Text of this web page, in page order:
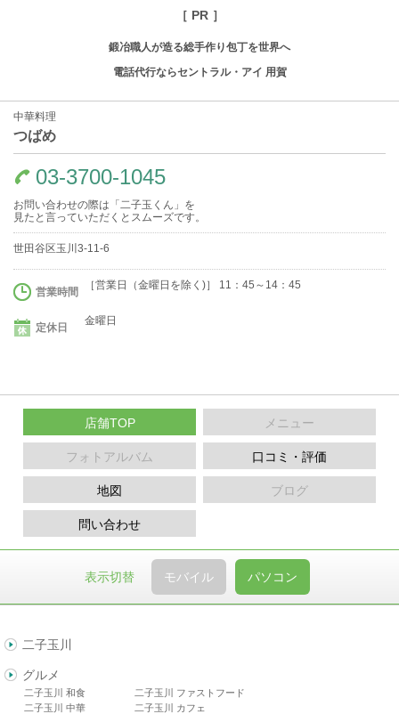
［ PR ］
鍛冶職人が造る総手作り包丁を世界へ
電話代行ならセントラル・アイ 用賀
中華料理
つばめ
03-3700-1045
お問い合わせの際は「二子玉くん」を
見たと言っていただくとスムーズです。
世田谷区玉川3-11-6
営業時間
［営業日（金曜日を除く)］ 11：45～14：45
定休日
金曜日
店舗TOP メニュー
フォトアルバム 口コミ・評価
地図 ブログ
問い合わせ
表示切替 モバイル パソコン
二子玉川
グルメ
二子玉川 和食
二子玉川 中華
二子玉川 ファストフード
二子玉川 カフェ